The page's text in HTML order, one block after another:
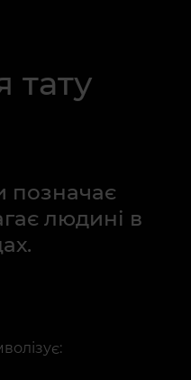
тату
позначає
людині в